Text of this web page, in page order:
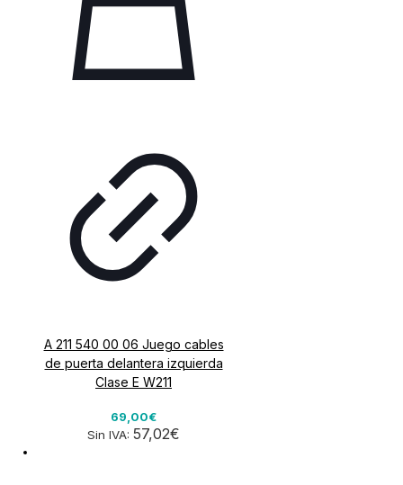
A 211 540 00 06 Juego cables
de puerta delantera izquierda
Clase E W211
69,00€
Sin IVA:57,02€